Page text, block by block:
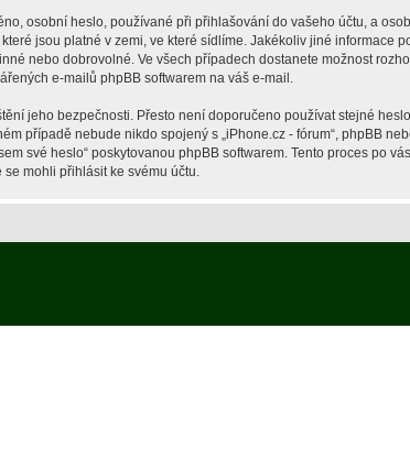
osobní heslo, používané při přihlašování do vašeho účtu, a
jsou platné v zemi, ve které sídlíme. Jakékoliv jiné informace
nebo dobrovolné. Ve všech případech dostanete možnost
e-mailů phpBB softwarem na váš e-mail.
jeho bezpečnosti. Přesto není doporučeno používat stejné
případě nebude nikdo spojený s „iPhone.cz - fórum“, phpBB
své heslo“ poskytovanou phpBB softwarem. Tento proces po
mohli přihlásit ke svému účtu.